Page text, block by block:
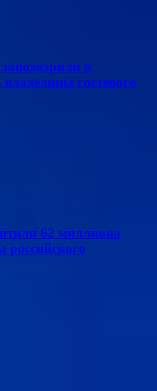
в
гостевого
62 миллиона
российского